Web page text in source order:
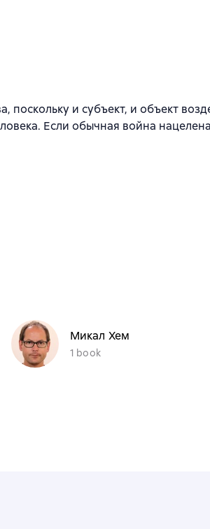
и субъект, и объект
Если обычная война
Микал Хем
1 book